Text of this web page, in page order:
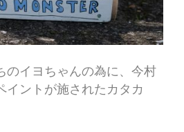
のイヨちゃんの為に、今村
イントが施されたカタカ